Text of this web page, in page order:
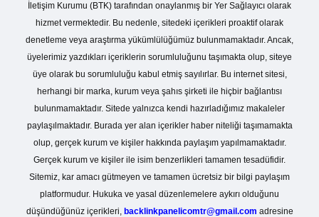
İletişim Kurumu (BTK) tarafından onaylanmış bir Yer Sağlayıcı olarak
hizmet vermektedir. Bu nedenle, sitedeki içerikleri proaktif olarak
denetleme veya araştırma yükümlülüğümüz bulunmamaktadır. Ancak,
üyelerimiz yazdıkları içeriklerin sorumluluğunu taşımakta olup, siteye
üye olarak bu sorumluluğu kabul etmiş sayılırlar. Bu internet sitesi,
herhangi bir marka, kurum veya şahıs şirketi ile hiçbir bağlantısı
bulunmamaktadır. Sitede yalnızca kendi hazırladığımız makaleler
paylaşılmaktadır. Burada yer alan içerikler haber niteliği taşımamakta
olup, gerçek kurum ve kişiler hakkında paylaşım yapılmamaktadır.
Gerçek kurum ve kişiler ile isim benzerlikleri tamamen tesadüfidir.
Sitemiz, kar amacı gütmeyen ve tamamen ücretsiz bir bilgi paylaşım
platformudur. Hukuka ve yasal düzenlemelere aykırı olduğunu
düşündüğünüz içerikleri, backlinkpanelicomtr@gmail.com adresine